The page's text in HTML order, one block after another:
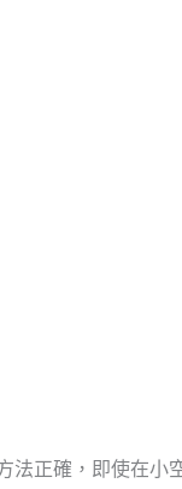
正確，即使在小